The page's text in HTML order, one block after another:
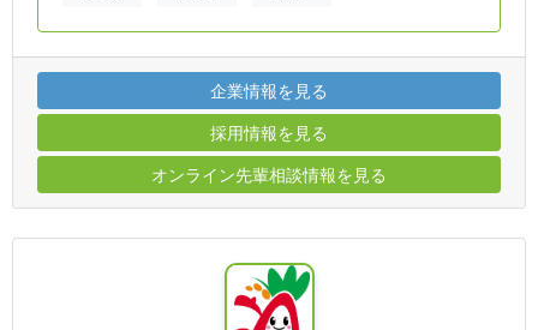
企業情報を見る
採用情報を見る
オンライン先輩相談情報を見る